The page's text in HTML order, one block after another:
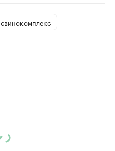
свинокомплекс